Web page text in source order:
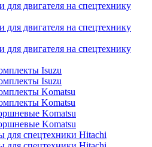
двигателя на спецтехнику
двигателя на спецтехнику
двигателя на спецтехнику
Isuzu
Isuzu
Komatsu
Komatsu
Komatsu
Komatsu
для спецтехники Hitachi